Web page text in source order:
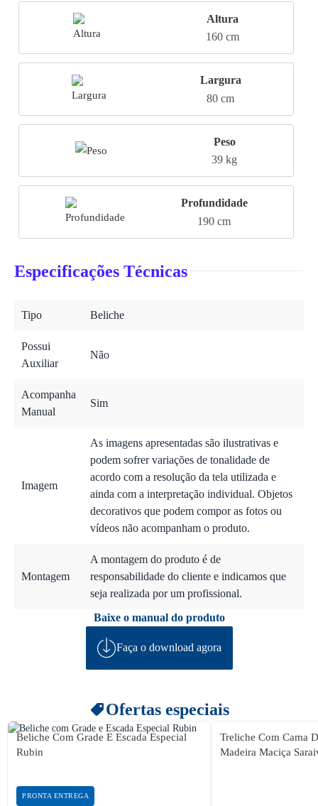
Altura
160 cm
Largura
80 cm
Peso
39 kg
Profundidade
190 cm
Especificações Técnicas
Tipo Beliche
Possui
Auxiliar
Não
Acompanha
Manual
Sim
Imagem
As imagens apresentadas são ilustrativas e
podem sofrer variações de tonalidade de
acordo com a resolução da tela utilizada e
ainda com a interpretação individual. Objetos
decorativos que podem compor as fotos ou
vídeos não acompanham o produto.
Montagem
A montagem do produto é de
responsabilidade do cliente e indicamos que
seja realizada por um profissional.
Baixe o manual do produto
Faça o download agora
Ofertas especiais
Beliche Com Grade E Escada Especial
Rubin
PRONTA ENTREGA
Treliche Com Cama
Madeira Maciça